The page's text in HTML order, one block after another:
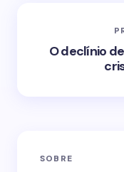
O declínio
SOBRE